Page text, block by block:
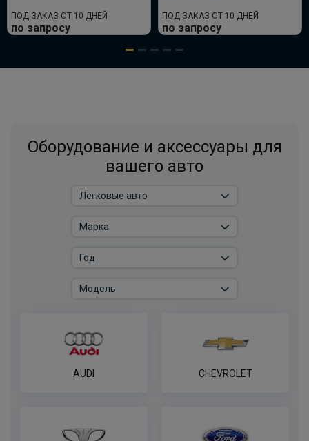
ПОД ЗАКАЗ ОТ 10 ДНЕЙ
по запросу
ПОД ЗАКАЗ ОТ 10 ДНЕЙ
по запросу
Оборудование и аксессуары для
вашего авто
AUDI CHEVROLET